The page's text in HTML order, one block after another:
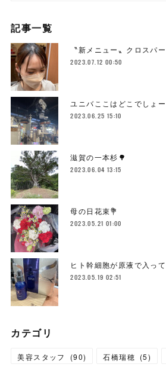
記事一覧
〝新メニュー〟クロスパー
2023.07.12 00:50
ユニバここはどこでしょ
2023.06.25 15:10
滋賀の一本杉🌳
2023.06.04 13:15
母の日花束💐
2023.05.21 01:00
ヒト幹細胞が原液で入って
2023.05.19 02:51
カテゴリ
美容スタッフ (90) 石橋瑞穂 (5)